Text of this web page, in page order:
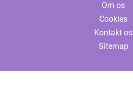
Om os
Cookies
Kontakt os
Sitemap